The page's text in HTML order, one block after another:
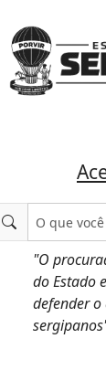
"O
do Estado
defender o